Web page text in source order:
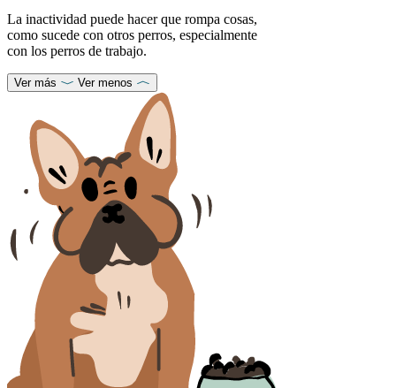
La inactividad puede hacer que rompa cosas,
como sucede con otros perros, especialmente
con los perros de trabajo.
Ver más Ver menos